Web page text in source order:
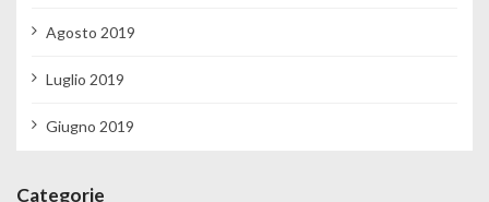
Agosto 2019
Luglio 2019
Giugno 2019
Categorie